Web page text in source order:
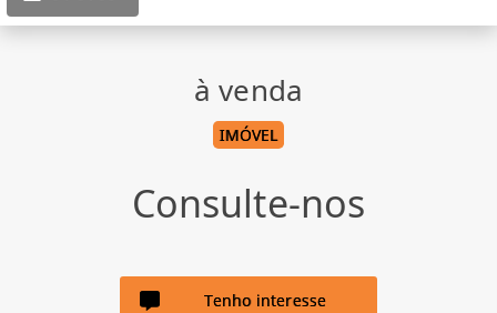
à venda
IMÓVEL
Consulte-nos
Tenho interesse